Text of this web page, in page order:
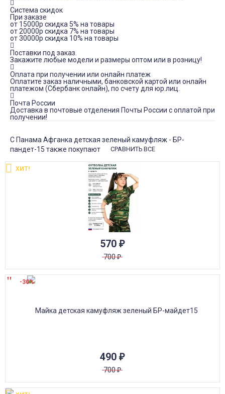
Система скидок
При заказе
от 15000р скидка 5% на товары
от 20000р скидка 7% на товары
от 30000р скидка 10% на товары
Поставки под заказ.
Закажите любые модели и размеры оптом или в розницу!
Оплата при получении или онлайн платеж
Оплатите заказ наличными, банковской картой или онлайн
платежом (Сбербанк онлайн), по счету для юр.лиц.
Почта России
Доставка в почтовые отделения Почты России с оплатой при
получении!
С Панама Афганка детская зеленый камуфляж - БР-
пандет-15 также покупают
СРАВНИТЬ ВСЕ
570 ₽
700₽
ХИТ!
490 ₽
700₽
-30%